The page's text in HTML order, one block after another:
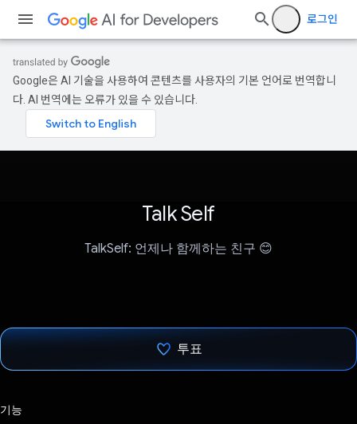
로그인
Google은 AI 기술을 사용하여 콘텐츠를 사용자의 기본 언어로 번역합니
다. AI 번역에는 오류가 있을 수 있습니다.
Talk Self
TalkSelf: 언제나 함께하는 친구 😊
투표
기능